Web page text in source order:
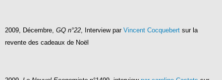
2009, Décembre, GQ n°22 , Interview parVincent Cocquebert sur la
revente des cadeaux de Noël